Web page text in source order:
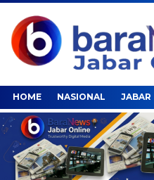
HOME NASIONAL JABAR